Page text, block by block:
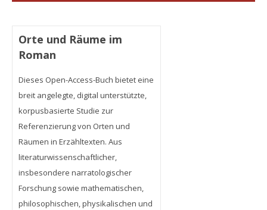
Orte und Räume im
Roman
Dieses Open-Access-Buch bietet eine
breit angelegte, digital unterstützte,
korpusbasierte Studie zur
Referenzierung von Orten und
Räumen in Erzähltexten. Aus
literaturwissenschaftlicher,
insbesondere narratologischer
Forschung sowie mathematischen,
philosophischen, physikalischen und